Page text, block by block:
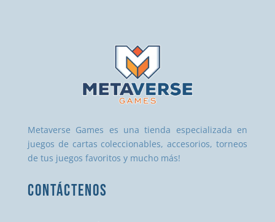
Metaverse Games es una tienda especializada en
juegos de cartas coleccionables, accesorios, torneos
de tus juegos favoritos y mucho más!
CONTÁCTENOS